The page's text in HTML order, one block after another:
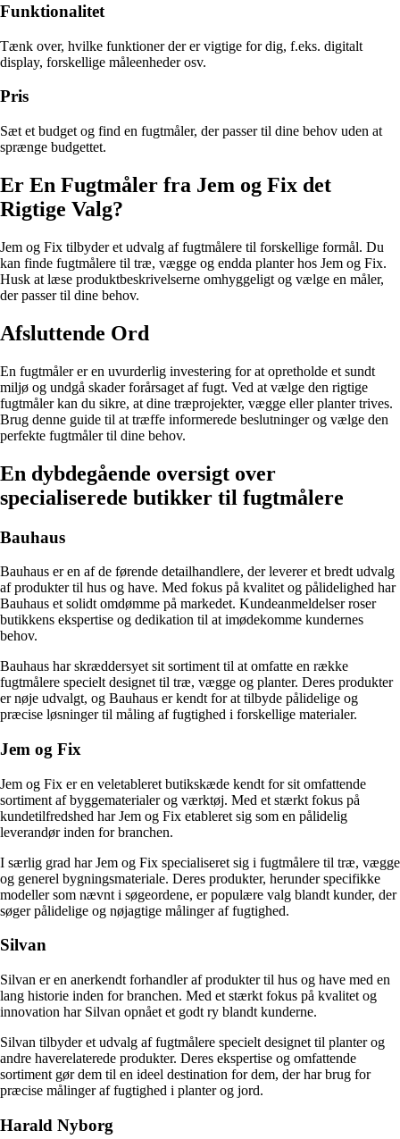
Funktionalitet
Tænk over, hvilke funktioner der er vigtige for dig, f.eks. digitalt
display, forskellige måleenheder osv.
Pris
Sæt et budget og find en fugtmåler, der passer til dine behov uden at
sprænge budgettet.
Er En Fugtmåler fra Jem og Fix det
Rigtige Valg?
Jem og Fix tilbyder et udvalg af fugtmålere til forskellige formål. Du
kan finde fugtmålere til træ, vægge og endda planter hos Jem og Fix.
Husk at læse produktbeskrivelserne omhyggeligt og vælge en måler,
der passer til dine behov.
Afsluttende Ord
En fugtmåler er en uvurderlig investering for at opretholde et sundt
miljø og undgå skader forårsaget af fugt. Ved at vælge den rigtige
fugtmåler kan du sikre, at dine træprojekter, vægge eller planter trives.
Brug denne guide til at træffe informerede beslutninger og vælge den
perfekte fugtmåler til dine behov.
En dybdegående oversigt over
specialiserede butikker til fugtmålere
Bauhaus
Bauhaus er en af de førende detailhandlere, der leverer et bredt udvalg
af produkter til hus og have. Med fokus på kvalitet og pålidelighed har
Bauhaus et solidt omdømme på markedet. Kundeanmeldelser roser
butikkens ekspertise og dedikation til at imødekomme kundernes
behov.
Bauhaus har skræddersyet sit sortiment til at omfatte en række
fugtmålere specielt designet til træ, vægge og planter. Deres produkter
er nøje udvalgt, og Bauhaus er kendt for at tilbyde pålidelige og
præcise løsninger til måling af fugtighed i forskellige materialer.
Jem og Fix
Jem og Fix er en veletableret butikskæde kendt for sit omfattende
sortiment af byggematerialer og værktøj. Med et stærkt fokus på
kundetilfredshed har Jem og Fix etableret sig som en pålidelig
leverandør inden for branchen.
I særlig grad har Jem og Fix specialiseret sig i fugtmålere til træ, vægge
og generel bygningsmateriale. Deres produkter, herunder specifikke
modeller som nævnt i søgeordene, er populære valg blandt kunder, der
søger pålidelige og nøjagtige målinger af fugtighed.
Silvan
Silvan er en anerkendt forhandler af produkter til hus og have med en
lang historie inden for branchen. Med et stærkt fokus på kvalitet og
innovation har Silvan opnået et godt ry blandt kunderne.
Silvan tilbyder et udvalg af fugtmålere specielt designet til planter og
andre haverelaterede produkter. Deres ekspertise og omfattende
sortiment gør dem til en ideel destination for dem, der har brug for
præcise målinger af fugtighed i planter og jord.
Harald Nyborg